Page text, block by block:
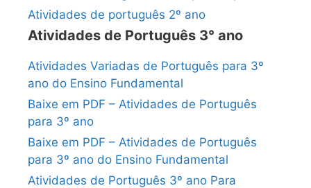
Atividades de português 2º ano
Atividades de Português 3° ano
Atividades Variadas de Português para 3º
ano do Ensino Fundamental
Baixe em PDF – Atividades de Português
para 3º ano
Baixe em PDF – Atividades de Português
para 3º ano do Ensino Fundamental
Atividades de Português 3º ano Para